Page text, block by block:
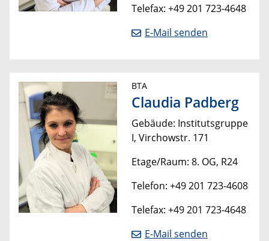
Telefax: +49 201 723-4648
E-Mail senden
BTA
Claudia Padberg
Gebäude: Institutsgruppe
I, Virchowstr. 171
Etage/Raum: 8. OG, R24
Telefon: +49 201 723-4608
Telefax: +49 201 723-4648
E-Mail senden